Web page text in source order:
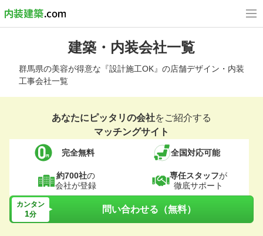
建築・内装会社一覧
群馬県の美容が得意な『設計施工OK』の店舗デザイン・内装
工事会社一覧
あなたにピッタリの会社をご紹介する
マッチングサイト
完全無料 全国対応可能
約700社の
会社が登録
専任スタッフが
徹底サポート
カンタン
1分 問い合わせる（無料）